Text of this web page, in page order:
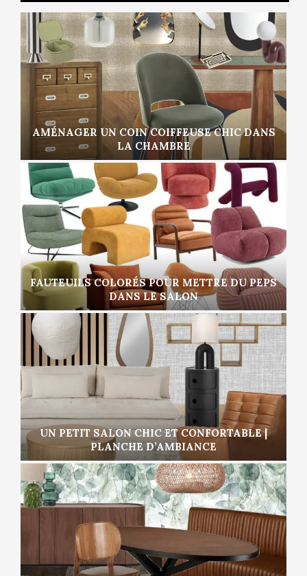
AMÉNAGER UN COIN COIFFEUSE CHIC DANS
LA CHAMBRE
FAUTEUILS COLORÉS POUR METTRE DU PEPS
DANS LE SALON
UN PETIT SALON CHIC ET CONFORTABLE |
PLANCHE D’AMBIANCE